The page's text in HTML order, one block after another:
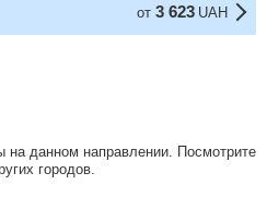
от 3 623 UAH
на данном направлении. Посмотрите
городов.